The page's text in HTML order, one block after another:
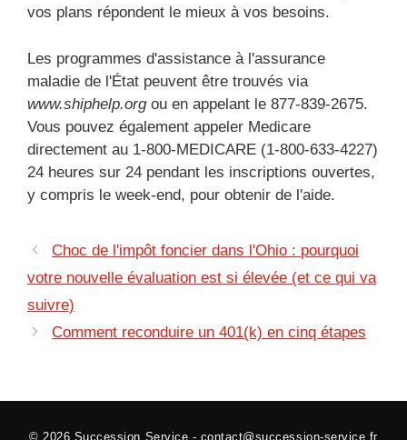
vos plans répondent le mieux à vos besoins.
Les programmes d'assistance à l'assurance
maladie de l'État peuvent être trouvés via
www.shiphelp.orgou en appelant le 877-839-2675.
Vous pouvez également appeler Medicare
directement au 1-800-MEDICARE (1-800-633-4227)
24 heures sur 24 pendant les inscriptions ouvertes,
y compris le week-end, pour obtenir de l'aide.
Choc de l'impôt foncier dans l'Ohio : pourquoi
votre nouvelle évaluation est si élevée (et ce qui va
suivre)
Comment reconduire un 401(k) en cinq étapes
© 2026 Succession Service - contact@succession-service.fr